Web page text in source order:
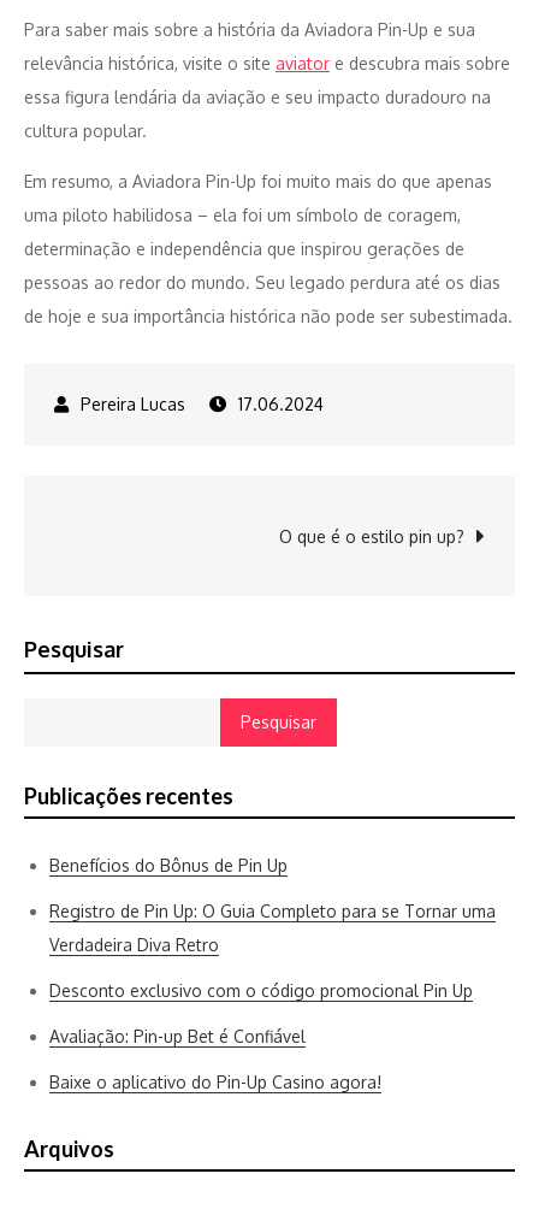
Para saber mais sobre a história da Aviadora Pin-Up e sua
relevância histórica, visite o site aviator e descubra mais sobre
essa figura lendária da aviação e seu impacto duradouro na
cultura popular.
Em resumo, a Aviadora Pin-Up foi muito mais do que apenas
uma piloto habilidosa – ela foi um símbolo de coragem,
determinação e independência que inspirou gerações de
pessoas ao redor do mundo. Seu legado perdura até os dias
de hoje e sua importância histórica não pode ser subestimada.
17.06.2024
Navegação
Post
O que é o estilo pin up?
Pesquisar
Pesquisar
Publicações recentes
Benefícios do Bônus de Pin Up
Registro de Pin Up: O Guia Completo para se Tornar uma
Verdadeira Diva Retro
Desconto exclusivo com o código promocional Pin Up
Avaliação: Pin-up Bet é Confiável
Baixe o aplicativo do Pin-Up Casino agora!
Arquivos